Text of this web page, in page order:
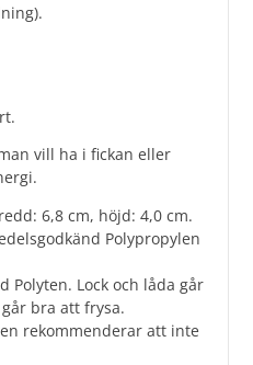
vill ha i fickan eller
6,8 cm, höjd: 4,0 cm.
Polypropylen
Polyten. Lock och låda går
bra att frysa.
rekommenderar att inte